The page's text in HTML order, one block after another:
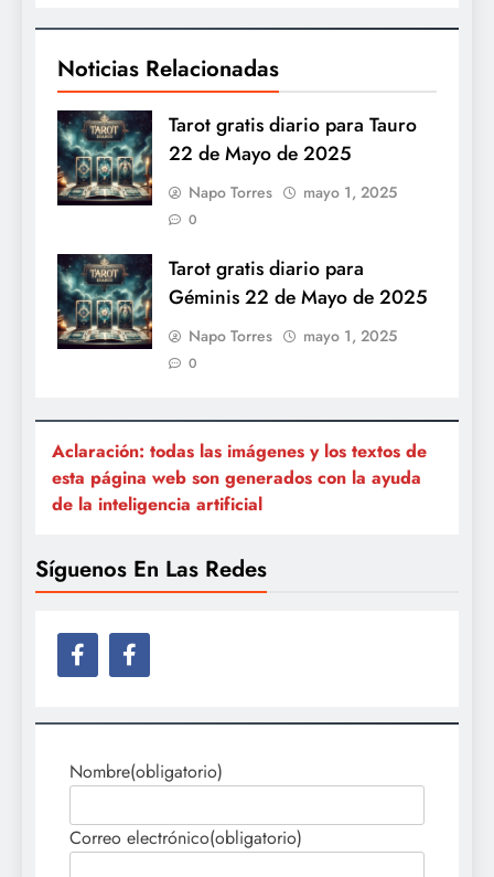
Noticias Relacionadas
Tarot gratis diario para Tauro
22 de Mayo de 2025
Napo Torres mayo 1, 2025
0
Tarot gratis diario para
Géminis 22 de Mayo de 2025
Napo Torres mayo 1, 2025
0
Aclaración: todas las imágenes y los textos de
esta página web son generados con la ayuda
de la inteligencia artificial
Síguenos En Las Redes
Nombre(obligatorio)
Correo electrónico(obligatorio)